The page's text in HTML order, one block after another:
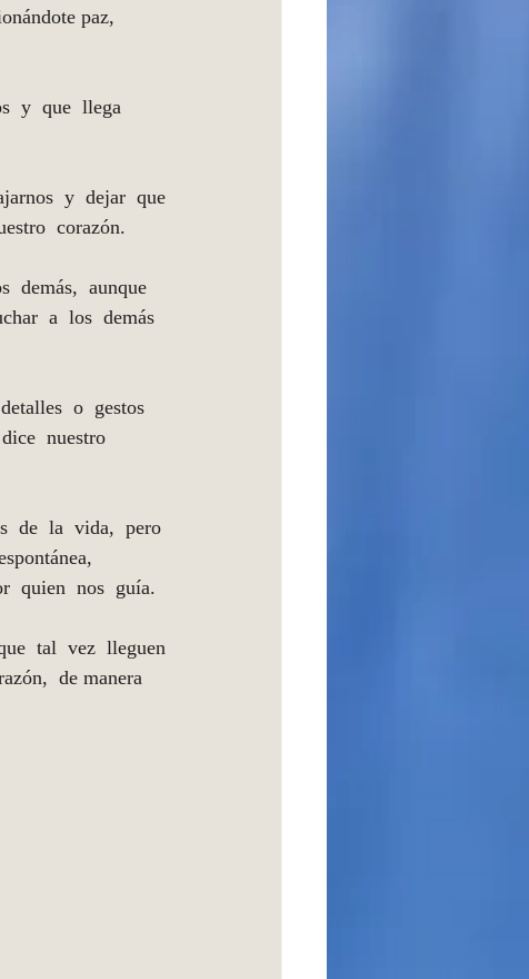
paz,
y  que  llega
y  dejar  que
corazón.
demás,  aunque
a  los  demás
o  gestos
nuestro
de  la  vida,  pero
quien  nos  guía.
tal  vez  lleguen
de manera